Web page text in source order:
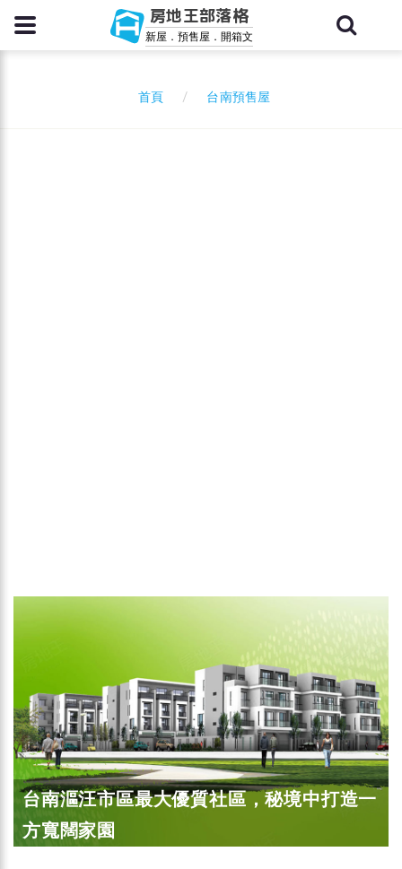
房地王部落格
新屋．預售屋．開箱文
首頁 台南預售屋
台南漚汪市區最大優質社區，秘境中打造一
方寬闊家園